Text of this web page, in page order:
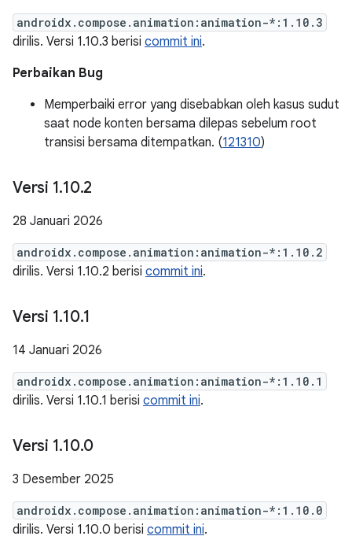
androidx.compose.animation:animation-*:1.10.3
dirilis. Versi 1.10.3 berisi commit ini.
Perbaikan Bug
Memperbaiki error yang disebabkan oleh kasus sudut
saat node konten bersama dilepas sebelum root
transisi bersama ditempatkan. (121310)
Versi 1.10.2
28 Januari 2026
androidx.compose.animation:animation-*:1.10.2
dirilis. Versi 1.10.2 berisi commit ini.
Versi 1.10.1
14 Januari 2026
androidx.compose.animation:animation-*:1.10.1
dirilis. Versi 1.10.1 berisi commit ini.
Versi 1.10.0
3 Desember 2025
androidx.compose.animation:animation-*:1.10.0
dirilis. Versi 1.10.0 berisi commit ini.